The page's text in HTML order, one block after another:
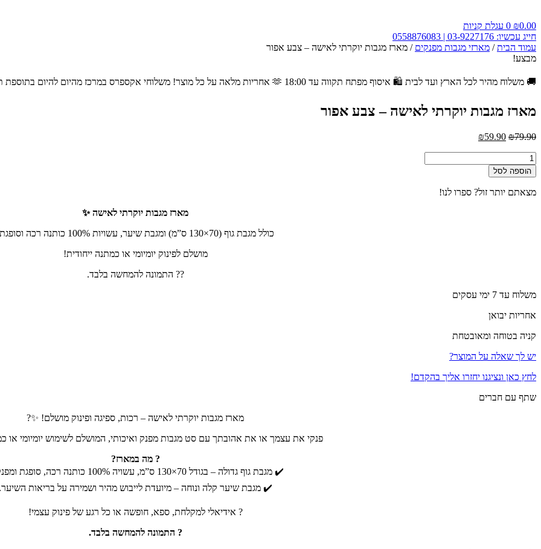
₪0.00
0 עגלת קניות
חייג עכשיו: 03-9227176 | 0558876083
עמוד הבית/ מארזי מגבות מפנקים / מארז מגבות יוקרתי לאישה – צבע אפור
מבצע!
🚚 משלוח מהיר לכל הארץ ועד לבית 🛍️ איסוף מפתח תקווה עד 18:00 🫶 אחריות מלאה על כל מוצר! משלוחי אקספרס במרכז מהיום להיום בתוספת
מארז מגבות יוקרתי לאישה – צבע אפור
₪79.90
המחיר
₪79.90.
₪59.90
כמות
של
מארז
מגבות
הוספה לסל
מצאתם יותר זול? ספרו לנו!
מארז מגבות יוקרתי לאישה ✨
כולל מגבת גוף (70×130 ס”מ) ומגבת שיער, עשויות 100% כותנה רכה וסופגת.
מושלם לפינוק יומיומי או כמתנה ייחודית!
?? התמונה להמחשה בלבד.
משלוח עד 7 ימי עסקים
אחריות יבואן
קניה בטוחה ומאובטחת
יש לך שאלה על המוצר?
לחץ כאן ונציגנו יחזרו אליך בהקדם!
שתף עם חברים
מארז מגבות יוקרתי לאישה – רכות, ספיגה ופינוק מושלם! ✨?
פנקי את עצמך או את אהובתך עם סט מגבות מפנק ואיכותי, המושלם לשימוש יומיומי או
? מה במארז?
✔️ מגבת גוף גדולה – בגודל 70×130 ס”מ, עשויה 100% כותנה רכה, סופגת ומפנקת.
✔️ מגבת שיער קלה ונוחה – מיועדת לייבוש מהיר ושמירה על בריאות השיער.
? אידיאלי למקלחת, ספא, חופשה או כל רגע של פינוק עצמי!
? התמונה להמחשה בלבד.